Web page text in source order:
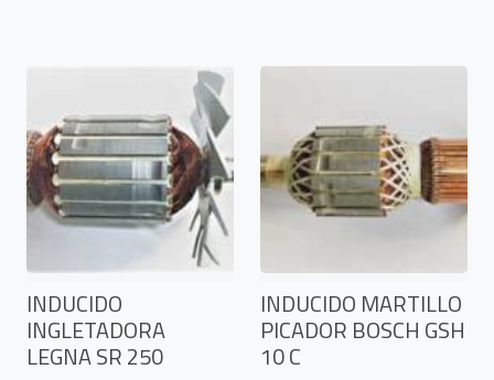
INDUCIDO
INGLETADORA
LEGNA SR 250
INDUCIDO MARTILLO
PICADOR BOSCH GSH
10 C